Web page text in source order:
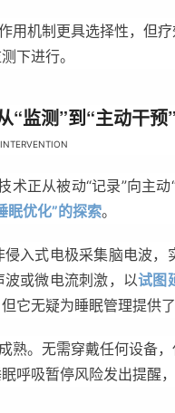
用机制更具选择性，但
下进行。
“监测”到“主动干预”
正从被动“记录”向主
眠优化”的探索。
入式电极采集脑电波
或微电流刺激，以试图
它无疑为睡眠管理提供
熟。无需穿戴任何设备
呼吸暂停风险发出提醒